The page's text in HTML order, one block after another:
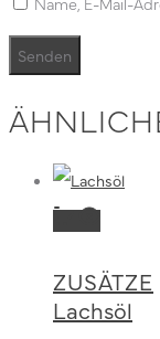
wählen
Dieses
weist
mehrere
ZUSÄTZE
Lachsöl